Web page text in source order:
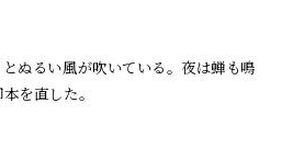
ぬるい風が吹いている。夜は蝉も鳴
を直した。